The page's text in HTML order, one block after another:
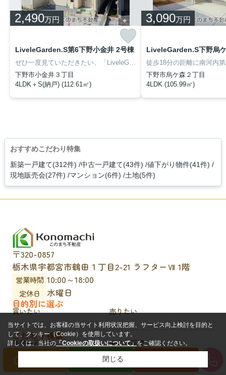
2,490万円
LiveleGarden.S第6下野小金井 2号棟
ぜひ一度見ていただきたい、「LiveleGarden.S第6下野小金井 2号棟」です。国分寺小学校が通学範囲内、学校まで徒歩5分。システムキッチンは使いやすく汚れにくいのでご好評です。東北本線小金井周辺で、素敵な暮らしが送れる戸建てをこのまち不動産がご提供致します。028-688-8963から遠慮なくご依頼下さい。
下野市小金井３丁目
4LDK＋S(納戸) (112.61㎡)
3,090万円
LiveleGarden.S下野烏
下野市烏ケ森２丁目
4LDK (105.99㎡)
おすすめこだわり特集
新築一戸建て(312件) 中古一戸建て(43件) 値下がり物件(41件)
現地販売会(27件) マンション(6件) 土地(5件)
〒320-0857
栃木県宇都宮市鶴田１丁目2-21 ラフターⅦ 1階
営業時間 10:00～18:00
定休日
水曜日
目的別に選ぶ
買いたい 売りたい
こだわり検索
新築一戸建て 中古一戸建て
マンション 土地
現地販売会 値下げ物件
売りたい方
当サイトでは、お客様の当サイト利用状況把握、サービス向上検討を目的と
して、クッキー（Cookie）を使用しています。
詳しくは、当社の 「Cookieの取扱いについて」をご確認ください。
閉じる